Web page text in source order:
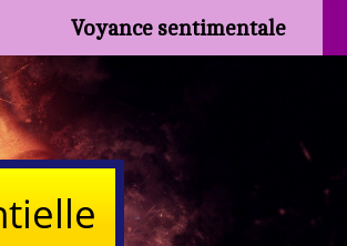
Voyance sentimentale